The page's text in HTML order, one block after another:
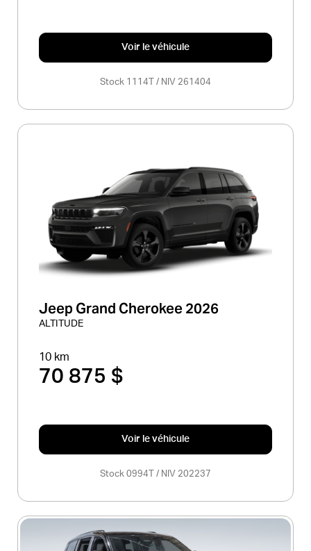
Voir le véhicule
Stock 1114T / NIV 261404
Jeep Grand Cherokee 2026
ALTITUDE
10 km
70 875 $
Voir le véhicule
Stock 0994T / NIV 202237